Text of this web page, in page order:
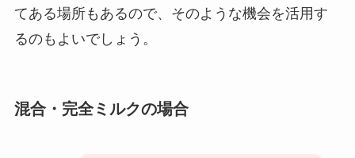
てある場所もあるので、そのような機会を活用す
るのもよいでしょう。
混合・完全ミルクの場合